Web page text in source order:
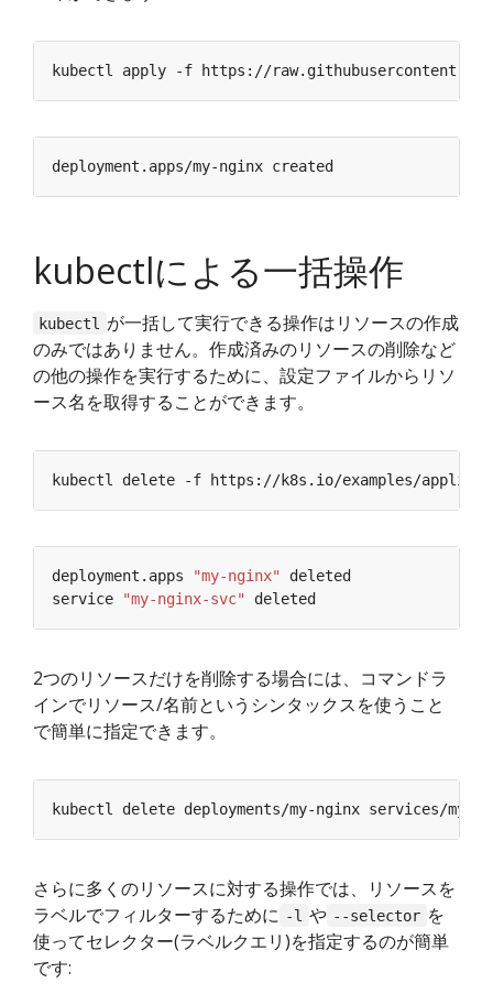
kubectlによる一括操作
kubectl
が一括して実行できる操作はリソースの作成
のみではありません。作成済みのリソースの削除など
の他の操作を実行するために、設定ファイルからリソ
ース名を取得することができます。
deployment.apps "my-nginx"
service
"my-nginx-svc"
2つのリソースだけを削除する場合には、コマンドラ
インでリソース/名前というシンタックスを使うこと
で簡単に指定できます。
さらに多くのリソースに対する操作では、リソースを
ラベルでフィルターするために -l や --selector を
使ってセレクター(ラベルクエリ)を指定するのが簡単
です: